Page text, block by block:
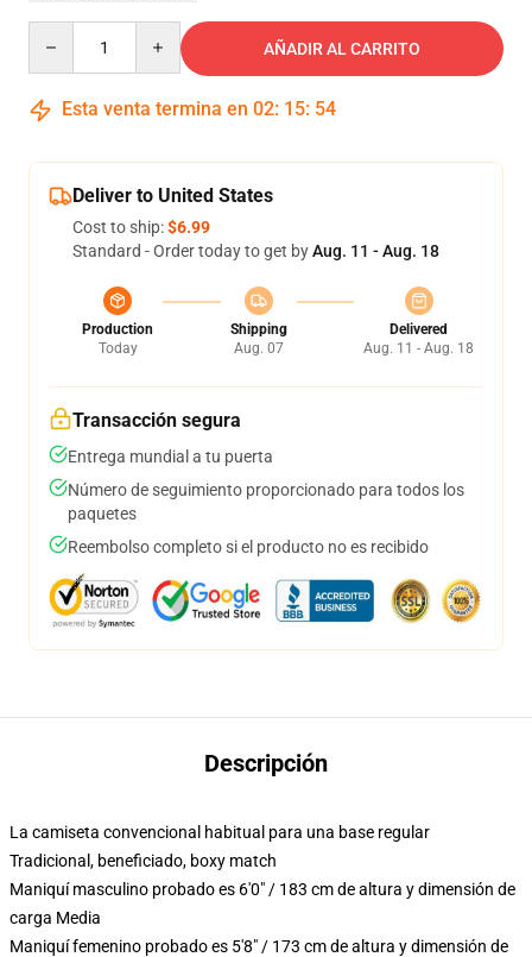
AÑADIR AL CARRITO
Esta venta termina en 02: 15: 53
Deliver to United States
Cost to ship:$6.99
Standard - Order today to get byAug. 11 - Aug. 18
Production
Today
Shipping
Aug. 07
Delivered
Aug. 11 - Aug. 18
Transacción segura
Entrega mundial a tu puerta
Número de seguimiento proporcionado para todos los
paquetes
Reembolso completo si el producto no es recibido
Descripción
La camiseta convencional habitual para una base regular
Tradicional, beneficiado, boxy match
Maniquí masculino probado es 6'0" / 183 cm de altura y dimensión de
carga Media
Maniquí femenino probado es 5'8" / 173 cm de altura y dimensión de